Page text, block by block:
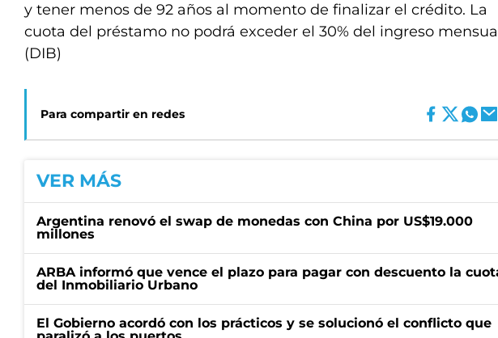
y tener menos de 92 años al momento de finalizar el crédito. La
cuota del préstamo no podrá exceder el 30% del ingreso
(DIB)
Para compartir en redes
VER MÁS
Argentina renovó el swap de monedas con China por US$19.000
millones
ARBA informó que vence el plazo para pagar con descuento la
del Inmobiliario Urbano
El Gobierno acordó con los prácticos y se solucionó el conflicto que